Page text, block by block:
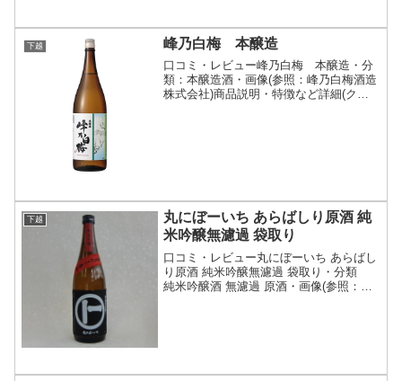
下越 峰乃白梅 本醸造
口コミ・レビュー峰乃白梅 本醸造・分
類：本醸造酒・画像(参照：峰乃白梅酒造
株式会社)商品説明・特徴など詳細(クリ
下越
丸にぼーいち あらばしり原酒 純
米吟醸無濾過 袋取り
口コミ・レビュー丸にぼーいち あらばし
り原酒 純米吟醸無濾過 袋取り・分類
純米吟醸酒 無濾過 原酒・画像(参照：た